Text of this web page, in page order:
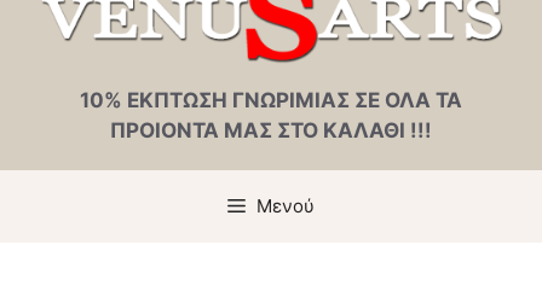
10% ΕΚΠΤΩΣΗ ΓΝΩΡΙΜΙΑΣ ΣΕ ΟΛΑ ΤΑ
ΠΡΟΙΟΝΤΑ ΜΑΣ ΣΤΟ ΚΑΛΑΘΙ !!!
Μενού